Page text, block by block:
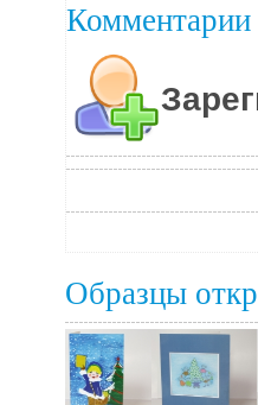
Комментарии
Образцы